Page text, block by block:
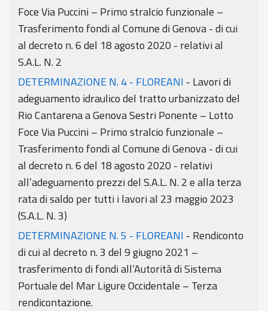
Foce Via Puccini – Primo stralcio funzionale –
Trasferimento fondi al Comune di Genova - di cui
al decreto n. 6 del 18 agosto 2020 - relativi al
S.A.L. N. 2
DETERMINAZIONE N. 4 - FLOREANI - Lavori di
adeguamento idraulico del tratto urbanizzato del
Rio Cantarena a Genova Sestri Ponente – Lotto
Foce Via Puccini – Primo stralcio funzionale –
Trasferimento fondi al Comune di Genova - di cui
al decreto n. 6 del 18 agosto 2020 - relativi
all’adeguamento prezzi del S.A.L. N. 2 e alla terza
rata di saldo per tutti i lavori al 23 maggio 2023
(S.A.L. N. 3)
DETERMINAZIONE N. 5 - FLOREANI - Rendiconto
di cui al decreto n. 3 del 9 giugno 2021 –
trasferimento di fondi all’Autorità di Sistema
Portuale del Mar Ligure Occidentale – Terza
rendicontazione.